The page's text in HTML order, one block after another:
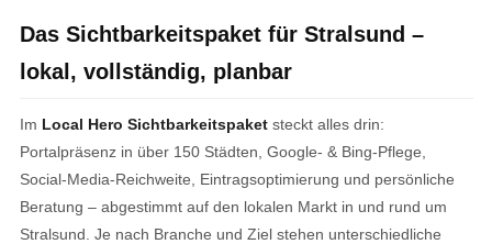
Das Sichtbarkeitspaket für Stralsund –
lokal, vollständig, planbar
Im Local Hero Sichtbarkeitspaketsteckt alles drin:
Portalpräsenz in über 150 Städten, Google- & Bing-Pflege,
Social-Media-Reichweite, Eintragsoptimierung und persönliche
Beratung – abgestimmt auf den lokalen Markt in und rund um
Stralsund. Je nach Branche und Ziel stehen unterschiedliche